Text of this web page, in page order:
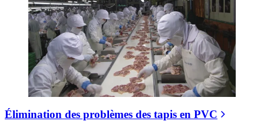
Élimination des problèmes des tapis en PVC